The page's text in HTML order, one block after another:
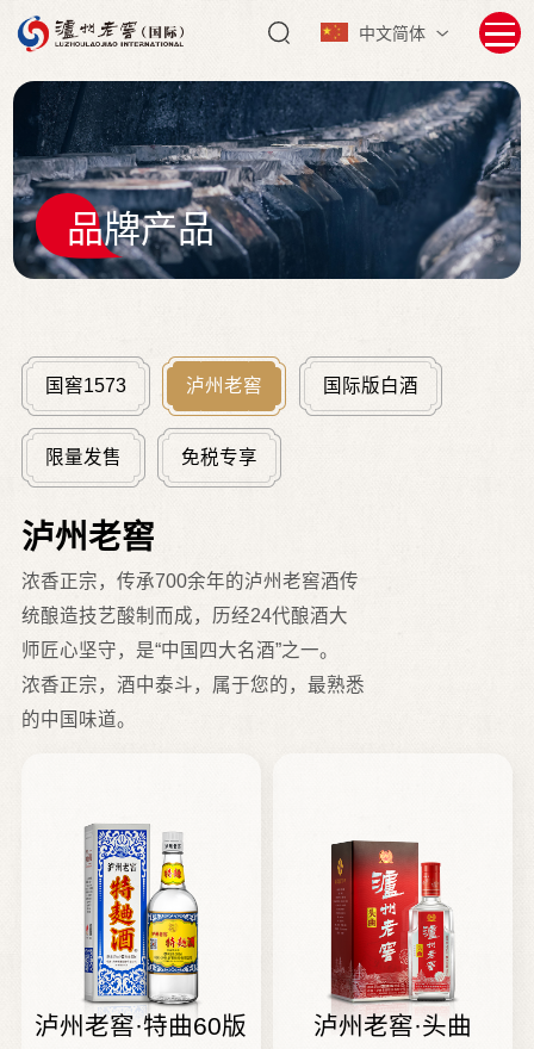
中文简体
品牌产品
国窖1573 泸州老窖 国际版白酒
限量发售 免税专享
泸州老窖
浓香正宗，传承700余年的泸州老窖酒传
统酿造技艺酸制而成，历经24代酿酒大
师匠心坚守，是“中国四大名酒”之一。
浓香正宗，酒中泰斗，属于您的，最熟悉
的中国味道。
泸州老窖·特曲60版 泸州老窖·头曲